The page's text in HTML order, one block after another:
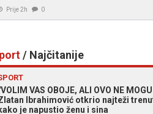
Prije 2h 0
/ Najčitanije
VAS OBOJE, ALI OVO NE
Ibrahimović otkrio najteži
je napustio ženu i sina